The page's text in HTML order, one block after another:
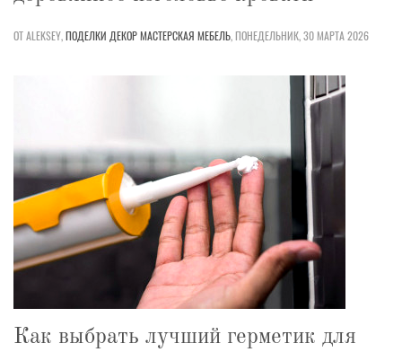
ОТ ALEKSEY,ПОДЕЛКИ ДЕКОРМАСТЕРСКАЯ МЕБЕЛЬ,ПОНЕДЕЛЬНИК, 30 МАРТА 2026
Как выбрать лучший герметик для